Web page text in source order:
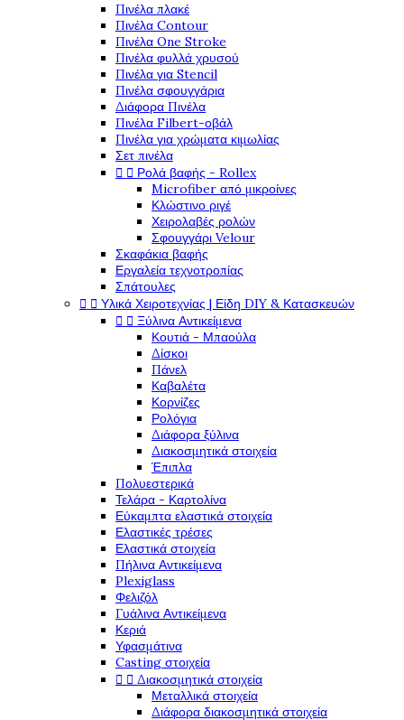
Πινέλα πλακέ
Πινέλα Contour
Πινέλα One Stroke
Πινέλα φυλλά χρυσού
Πινέλα για Stencil
Πινέλα σφουγγάρια
Διάφορα Πινέλα
Πινέλα Filbert-οβάλ
Πινέλα για χρώματα κιμωλίας
Σετ πινέλα
  Ρολά βαφής - Rollex
Microfiber από μικροίνες
Κλώστινο ριγέ
Χειρολαβές ρολών
Σφουγγάρι Velour
Σκαφάκια βαφής
Εργαλεία τεχνοτροπίας
Σπάτουλες
  Υλικά Χειροτεχνίας | Είδη DIY & Κατασκευών
  Ξύλινα Αντικείμενα
Κουτιά - Μπαούλα
Δίσκοι
Πάνελ
Καβαλέτα
Κορνίζες
Ρολόγια
Διάφορα ξύλινα
Διακοσμητικά στοιχεία
Έπιπλα
Πολυεστερικά
Τελάρα - Καρτολίνα
Εύκαμπτα ελαστικά στοιχεία
Ελαστικές τρέσες
Ελαστικά στοιχεία
Πήλινα Αντικείμενα
Plexiglass
Φελιζόλ
Γυάλινα Αντικείμενα
Κεριά
Υφασμάτινα
Casting στοιχεία
  Διακοσμητικά στοιχεία
Μεταλλικά στοιχεία
Διάφορα διακοσμητικά στοιχεία